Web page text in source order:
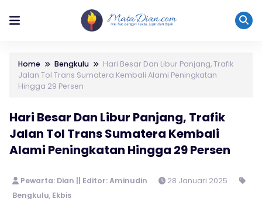
Home Bengkulu
Hari Besar Dan Libur Panjang, Trafik
Jalan Tol Trans Sumatera Kembali Alami Peningkatan
Hingga 29 Persen
Hari Besar Dan Libur Panjang, Trafik
Jalan Tol Trans Sumatera Kembali
Alami Peningkatan Hingga 29 Persen
Pewarta: Dian || Editor: Aminudin
28 Januari 2025
Bengkulu, Ekbis